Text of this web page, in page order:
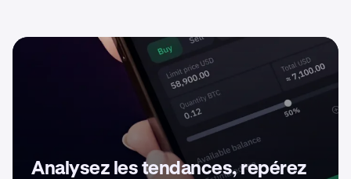
Analysez les tendances, repérez